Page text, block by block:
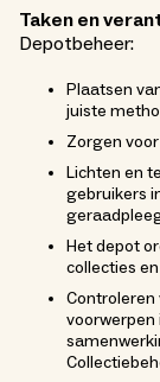
Taken en
Depotbeheer:
Plaatsen
juiste
Zorgen
Lichten en
gebruikers
Het depot
collecties
voorwerpen